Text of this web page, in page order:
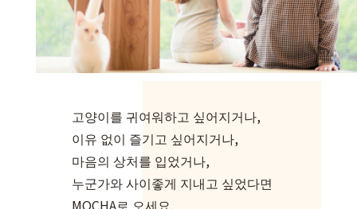
고양이를 귀여워하고 싶어지거나,
이유 없이 즐기고 싶어지거나,
마음의 상처를 입었거나,
누군가와 사이좋게 지내고 싶었다면
MOCHA로 오세요.